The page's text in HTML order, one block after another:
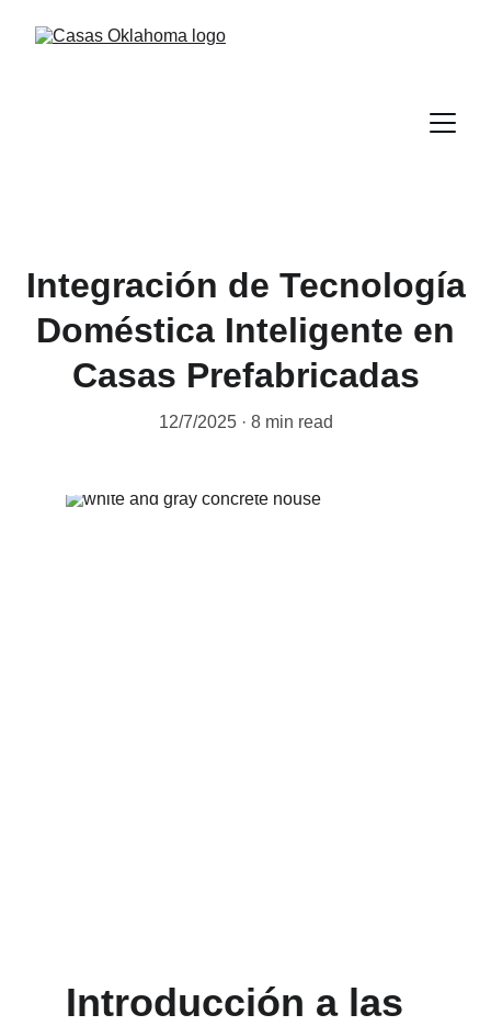
Integración de Tecnología
Doméstica Inteligente en
Casas Prefabricadas
12/7/2025 8 min read
Introducción a las